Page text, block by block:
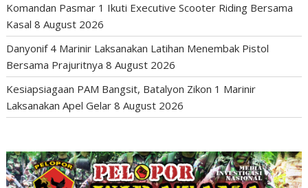
Komandan Pasmar 1 Ikuti Executive Scooter Riding Bersama
Kasal 8 August 2026
Danyonif 4 Marinir Laksanakan Latihan Menembak Pistol
Bersama Prajuritnya 8 August 2026
Kesiapsiagaan PAM Bangsit, Batalyon Zikon 1 Marinir
Laksanakan Apel Gelar 8 August 2026